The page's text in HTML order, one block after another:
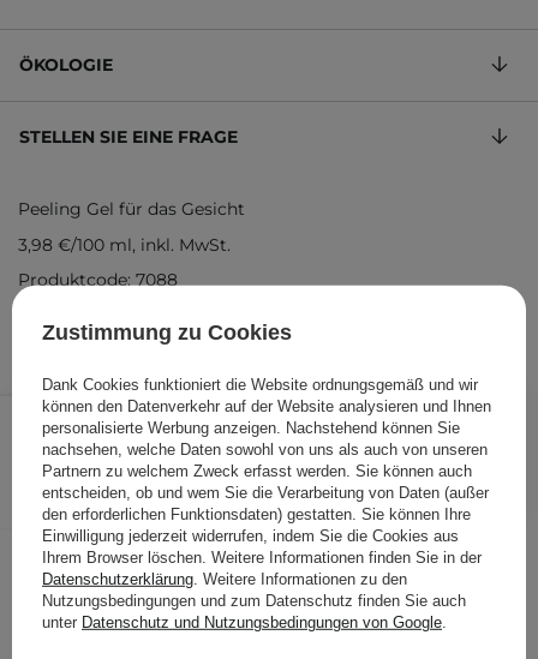
9,95 € /Stk.
IN DEN WARENKORB
ÖKOLOGIE
STELLEN SIE EINE FRAGE
Peeling Gel für das Gesicht
3,98 €/100 ml, inkl. MwSt.
Produktcode: 7088
Folgende Produkte wurden von
anderen Kunden geprüft
Zustimmung zu Cookies
Dank Cookies funktioniert die Website ordnungsgemäß und wir
können den Datenverkehr auf der Website analysieren und Ihnen
personalisierte Werbung anzeigen. Nachstehend können Sie
nachsehen, welche Daten sowohl von uns als auch von unseren
Partnern zu welchem Zweck erfasst werden. Sie können auch
entscheiden, ob und wem Sie die Verarbeitung von Daten (außer
den erforderlichen Funktionsdaten) gestatten. Sie können Ihre
Einwilligung jederzeit widerrufen, indem Sie die Cookies aus
Ihrem Browser löschen. Weitere Informationen finden Sie in der
Datenschutzerklärung . Weitere Informationen zu den
Nutzungsbedingungen und zum Datenschutz finden Sie auch
unter Datenschutz und Nutzungsbedingungen von Google